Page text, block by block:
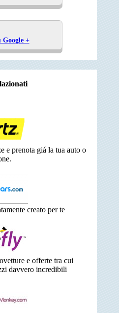
Google +
e prenota giá la tua auto o
creato per te
e offerte tra cui
davvero incredibili